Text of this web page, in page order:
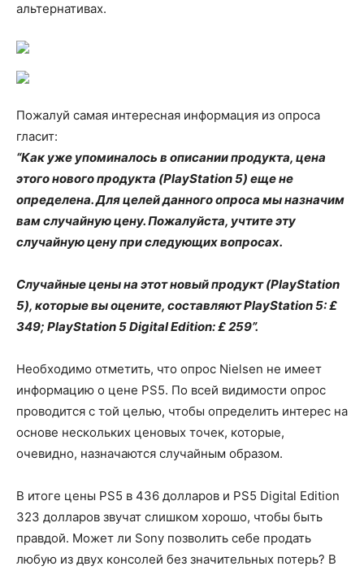
альтернативах.
Пожалуй самая интересная информация из опроса
гласит:
“Как уже упоминалось в описании продукта, цена
этого нового продукта (PlayStation 5) еще не
определена. Для целей данного опроса мы назначим
вам случайную цену. Пожалуйста, учтите эту
случайную цену при следующих вопросах.
Случайные цены на этот новый продукт (PlayStation
5), которые вы оцените, составляют PlayStation 5: £
349; PlayStation 5 Digital Edition: £ 259”.
Необходимо отметить, что опрос Nielsen не имеет
информацию о цене PS5. По всей видимости опрос
проводится с той целью, чтобы определить интерес на
основе нескольких ценовых точек, которые,
очевидно, назначаются случайным образом.
В итоге цены PS5 в 436 долларов и PS5 Digital Edition
323 долларов звучат слишком хорошо, чтобы быть
правдой. Может ли Sony позволить себе продать
любую из двух консолей без значительных потерь? В